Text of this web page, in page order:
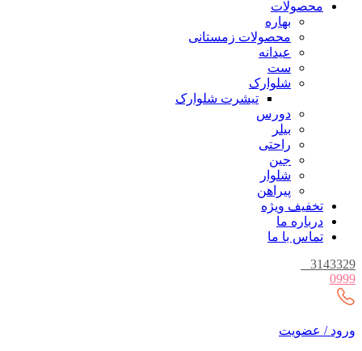
محصولات
بهاره
محصولات زمستانی
عیدانه
ست
شلوارک
تیشرت شلوارک
دورس
بیلر
راحتی
جین
شلوار
پیراهن
تخفیف ویژه
درباره ما
تماس با ما
3143329
0999
ورود / عضویت